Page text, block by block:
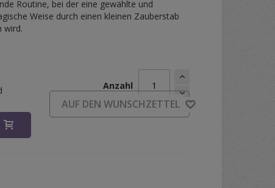
Routine, bei der eine gewählte und
Weise durch einen kleinen Zauberstab
wird.
Anzahl
AUF DEN WUNSCHZETTEL